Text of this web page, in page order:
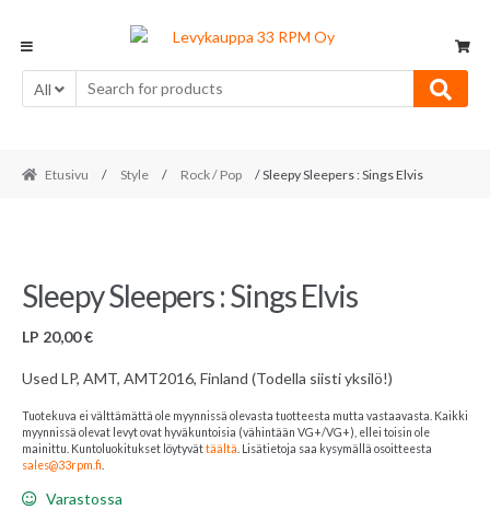
navigation
content
All
Etusivu / Style / Rock / Pop / Sleepy Sleepers : Sings Elvis
Sleepy Sleepers : Sings Elvis
LP 20,00€
Used LP, AMT, AMT2016, Finland (Todella siisti yksilö!)
Tuotekuva ei välttämättä ole myynnissä olevasta tuotteesta mutta vastaavasta. Kaikki
myynnissä olevat levyt ovat hyväkuntoisia (vähintään VG+/VG+), ellei toisin ole
mainittu. Kuntoluokitukset löytyvättäältä . Lisätietoja saa kysymällä osoitteesta
sales@33rpm.fi
Varastossa